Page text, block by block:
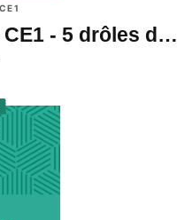
CE1 - 5 drôles d…